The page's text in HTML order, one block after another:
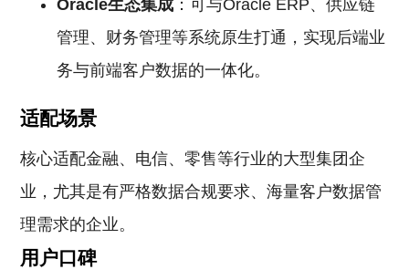
Oracle生态集成 ：可与Oracle ERP、供应链
管理、财务管理等系统原生打通，实现后端业
务与前端客户数据的一体化。
适配场景
核心适配金融、电信、零售等行业的大型集团企
业，尤其是有严格数据合规要求、海量客户数据管
理需求的企业。
用户口碑